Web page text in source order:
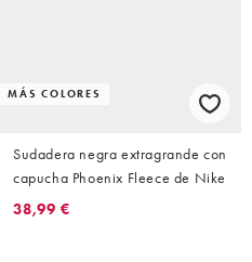
MÁS COLORES
Sudadera negra extragrande con
capucha Phoenix Fleece de Nike
38,99 €